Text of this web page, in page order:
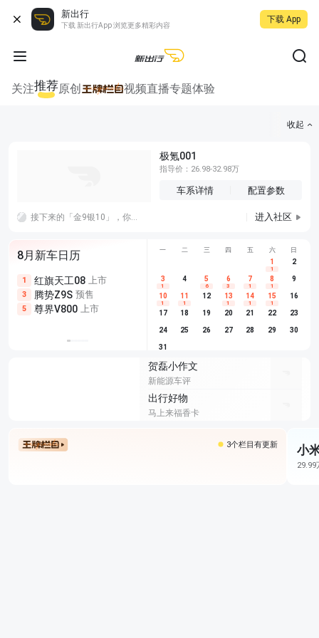
新出行
下载 新出行App 浏览更多精彩内容
下载 App
关注推荐原创 视频直播专题体验
收起
极氪001
指导价：26.98-32.98万
车系详情 配置参数
接下来的「金9银10」，你觉得车企应该把宣传重心放在耐久上还是创新上？感觉没什么机会，市场就这样了 进入社区
8月新车日历
1 红旗天工08 上市
3 腾势Z9S 预售
5 尊界V800 上市
尊界V680 上市
享界G9 预售
别克至境L7 预售
埃安
长城H10
深蓝S05
一 二 三 四 五 六 日
1
1
2
3
1
4 5
6
6
3
7
1
8
1
9
10
1
11
1
12 13
1
14
1
15
1
16
17 18 19 20 21 22 23
24 25 26 27 28 29 30
31
贺磊小作文
新能源车评
出行好物
马上来福香卡
3个栏目有更新 小
29.99